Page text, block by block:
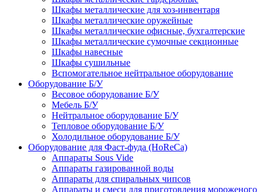
Шкафы металлические для хоз-инвентаря
Шкафы металлические оружейные
Шкафы металлические офисные, бухгалтерские
Шкафы металлические сумочные секционные
Шкафы навесные
Шкафы сушильные
Вспомогательное нейтральное оборудование
Оборудование Б/У
Весовое оборудование Б/У
Мебель Б/У
Нейтральное оборудование Б/У
Тепловое оборудование Б/У
Холодильное оборудование Б/У
Оборудование для Фаст-фуда (HoReCa)
Аппараты Sous Vide
Аппараты газированной воды
Аппараты для спиральных чипсов
Аппараты и смеси для приготовления мороженого